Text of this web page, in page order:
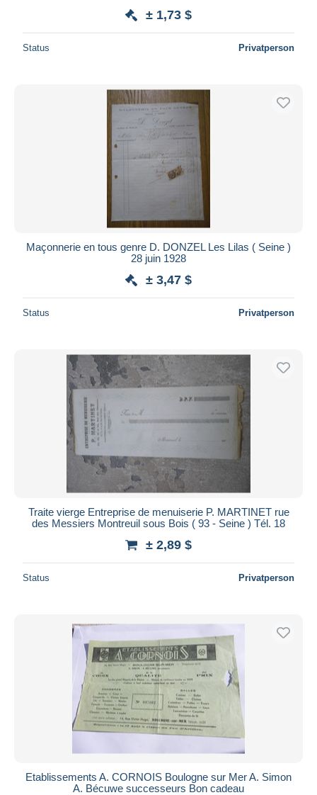
± 1,73 $
Status Privatperson
Maçonnerie en tous genre D. DONZEL Les Lilas ( Seine )
28 juin 1928
± 3,47 $
Status Privatperson
Traite vierge Entreprise de menuiserie P. MARTINET rue
des Messiers Montreuil sous Bois ( 93 - Seine ) Tél. 18
± 2,89 $
Status Privatperson
Etablissements A. CORNOIS Boulogne sur Mer A. Simon
A. Bécuwe successeurs Bon cadeau